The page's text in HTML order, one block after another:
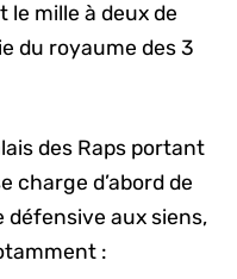
le mille à deux de
du royaume des 3
des Raps portant
charge d’abord de
défensive aux siens,
: